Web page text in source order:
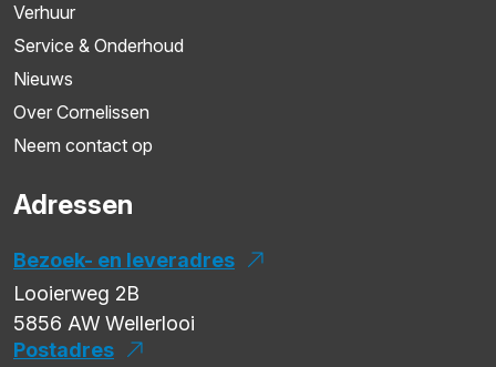
Verhuur
Service & Onderhoud
Nieuws
Over Cornelissen
Neem contact op
Adressen
Bezoek- en leveradres
Looierweg 2B
5856 AW Wellerlooi
Postadres